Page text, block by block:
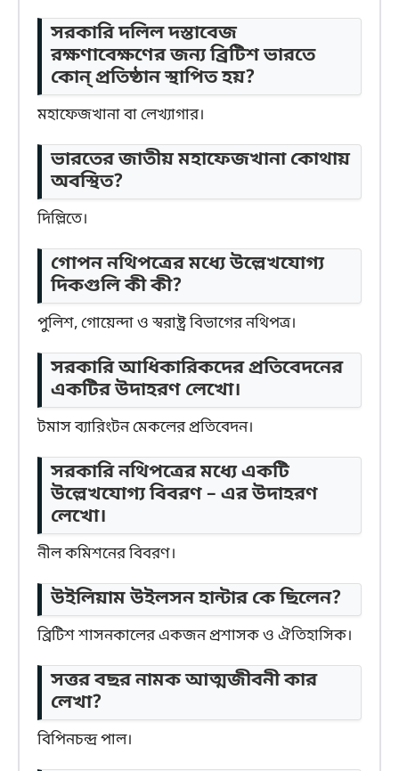
সরকারি দলিল দস্তাবেজ
রক্ষণাবেক্ষণের জন্য ব্রিটিশ ভারতে
কোন্ প্রতিষ্ঠান স্থাপিত হয়?
মহাফেজখানা বা লেখ্যাগার।
ভারতের জাতীয় মহাফেজখানা কোথায়
অবস্থিত?
দিল্লিতে।
গোপন নথিপত্রের মধ্যে উল্লেখযোগ্য
দিকগুলি কী কী?
পুলিশ, গোয়েন্দা ও স্বরাষ্ট্র বিভাগের নথিপত্র।
সরকারি আধিকারিকদের প্রতিবেদনের
একটির উদাহরণ লেখো।
টমাস ব্যারিংটন মেকলের প্রতিবেদন।
সরকারি নথিপত্রের মধ্যে একটি
উল্লেখযোগ্য বিবরণ – এর উদাহরণ
লেখো।
নীল কমিশনের বিবরণ।
উইলিয়াম উইলসন হান্টার কে ছিলেন?
ব্রিটিশ শাসনকালের একজন প্রশাসক ও ঐতিহাসিক।
সত্তর বছর নামক আত্মজীবনী কার
লেখা?
বিপিনচন্দ্র পাল।